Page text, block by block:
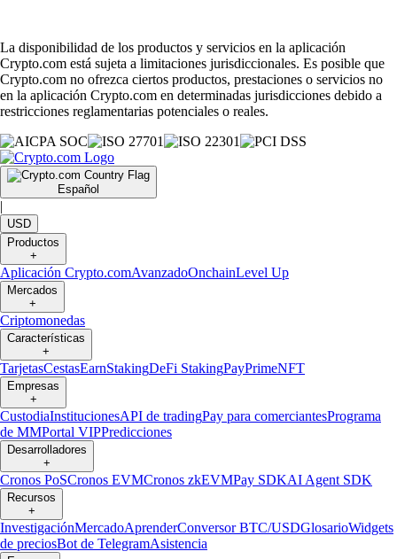
La disponibilidad de los productos y servicios en la aplicación
Crypto.com está sujeta a limitaciones jurisdiccionales. Es posible que
Crypto.com no ofrezca ciertos productos, prestaciones o servicios no
en la aplicación Crypto.com en determinadas jurisdicciones debido a
restricciones reglamentarias potenciales o reales.
Español
|
USD
Productos
+
Aplicación Crypto.comAvanzadoOnchainLevel Up
Mercados
+
Criptomonedas
Características
+
TarjetasCestasEarnStakingDeFi StakingPayPrimeNFT
Empresas
+
CustodiaInstitucionesAPI de tradingPay para comerciantesPrograma
de MMPortal VIPPredicciones
Desarrolladores
+
Cronos PoSCronos EVMCronos zkEVMPay SDKAI Agent SDK
Recursos
+
InvestigaciónMercadoAprenderConversor BTC/USDGlosarioWidgets
de preciosBot de TelegramAsistencia